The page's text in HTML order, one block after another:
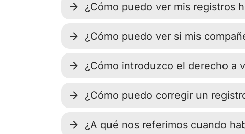
¿Cómo puedo ver mis registros
¿Cómo puedo ver si mis
¿Cómo introduzco el derecho a
¿Cómo puedo corregir un
¿A qué nos referimos cuando